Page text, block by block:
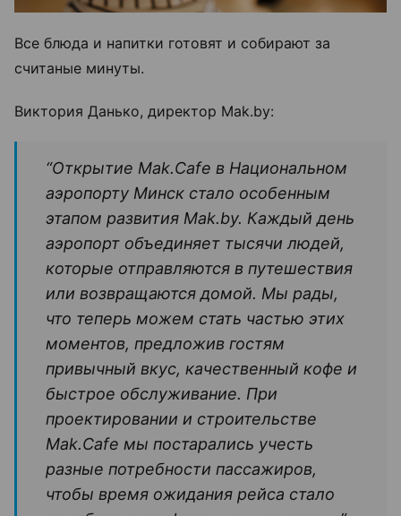
Все блюда и напитки готовят и собирают за
считаные минуты.
Виктория Данько, директор Mak.by:
“Открытие Mak.Cafe в Национальном
аэропорту Минск стало особенным
этапом развития Mak.by. Каждый день
аэропорт объединяет тысячи людей,
которые отправляются в путешествия
или возвращаются домой. Мы рады,
что теперь можем стать частью этих
моментов, предложив гостям
привычный вкус, качественный кофе и
быстрое обслуживание. При
проектировании и строительстве
Mak.Cafe мы постарались учесть
разные потребности пассажиров,
чтобы время ожидания рейса стало